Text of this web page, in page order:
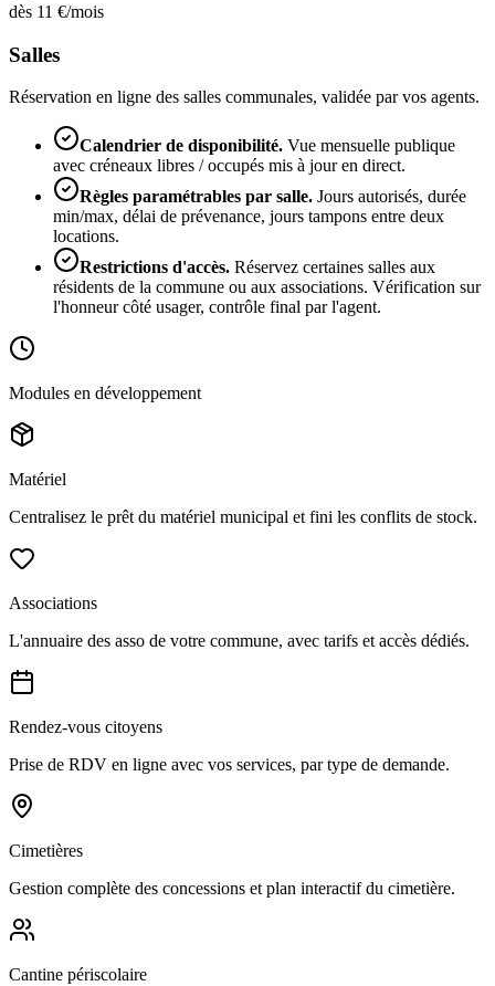
dès 11 €/mois
Salles
Réservation en ligne des salles communales, validée par vos agents.
Calendrier de disponibilité. Vue mensuelle publique
avec créneaux libres / occupés mis à jour en direct.
Règles paramétrables par salle. Jours autorisés, durée
min/max, délai de prévenance, jours tampons entre deux
locations.
Restrictions d'accès. Réservez certaines salles aux
résidents de la commune ou aux associations. Vérification sur
l'honneur côté usager, contrôle final par l'agent.
Modules en développement
Matériel
Centralisez le prêt du matériel municipal et fini les conflits de stock.
Associations
L'annuaire des asso de votre commune, avec tarifs et accès dédiés.
Rendez-vous citoyens
Prise de RDV en ligne avec vos services, par type de demande.
Cimetières
Gestion complète des concessions et plan interactif du cimetière.
Cantine périscolaire